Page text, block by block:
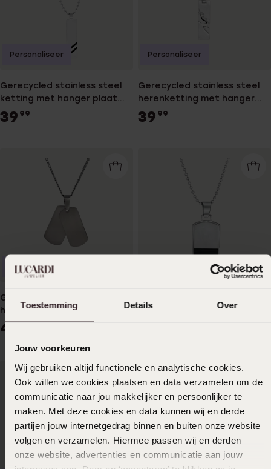
Toestemming Details Over
Jouw voorkeuren
Wij gebruiken altijd functionele en analytische cookies.
Ook willen we cookies plaatsen en data verzamelen om de
communicatie naar jou makkelijker en persoonlijker te
maken. Met deze cookies en data kunnen wij en derde
partijen jouw internetgedrag binnen en buiten onze website
volgen en verzamelen. Hiermee passen wij en derden
onze website, advertenties en communicatie aan jouw
Gerecycled stainless steel
ketting met hanger plaat
streep zwart voor heren
39 99
Personaliseer
Gerecycled stainless steel
herenketting met hanger
plaat
39 99
Personaliseer
Gerecycled stainless steel
herenketting met dubbele
plaathanger
49
Personaliseer
ketting met hanger plaat